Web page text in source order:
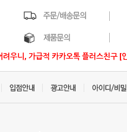
우니, 가급적 카카오톡 플러스친구 [